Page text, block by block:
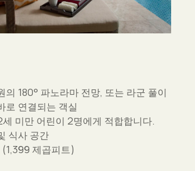
의 180° 파노라마 전망, 또는 라군 풀이
로 연결되는 객실
미만 어린이 2명에게 적합합니다.
식사 공간
제곱피트)